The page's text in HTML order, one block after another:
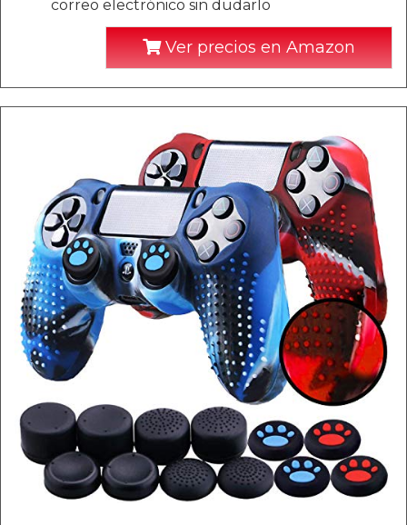
correo electrónico sin dudarlo
Ver precios en Amazon